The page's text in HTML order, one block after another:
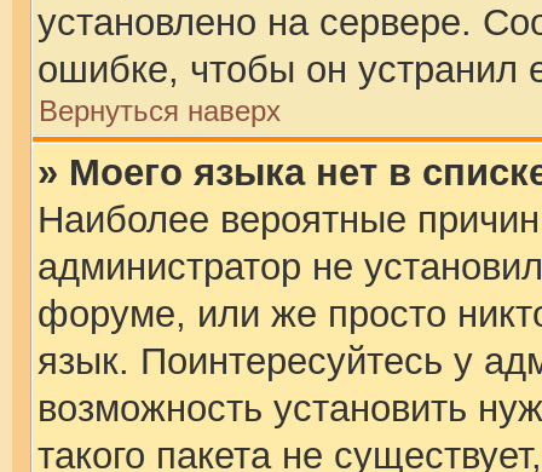
установлено на сервере.
ошибке, чтобы он устранил
Вернуться наверх
» Моего языка нет в
Наиболее вероятные
администратор не
форуме, или же просто
язык. Поинтересуйтесь у
возможность установить
такого пакета не